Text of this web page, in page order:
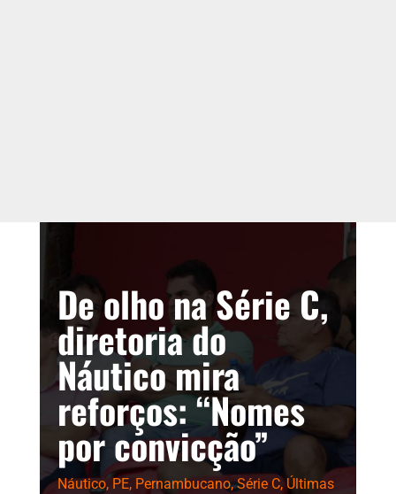
De olho na Série C,
diretoria do
Náutico mira
reforços: “Nomes
por convicção”
Náutico, PE, Pernambucano,Série C,Últimas